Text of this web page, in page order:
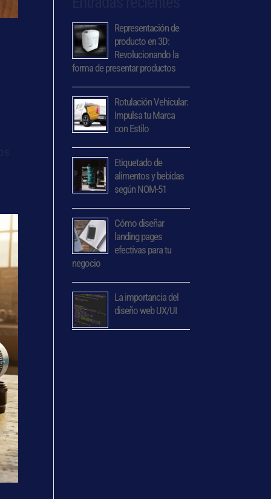
Representación de
producto en 3D:
Revolucionando la
forma de presentar productos
Rotulación Vehicular:
Impulsa tu Marca
con Estilo
Etiquetado de
alimentos y bebidas
según NOM-51
Cómo diseñar
landing pages
efectivas para tu
negocio
La importancia del
diseño web UX/UI